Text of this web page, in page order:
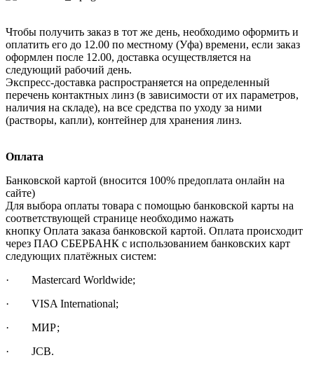
Чтобы получить заказ в тот же день, необходимо оформить и
оплатить его до 12.00 по местному (Уфа) времени, если заказ
оформлен после 12.00, доставка осуществляется на
следующий рабочий день.
Экспресс-доставка распространяется на определенный
перечень контактных линз (в зависимости от их параметров,
наличия на складе), на все средства по уходу за ними
(растворы, капли), контейнер для хранения линз.
Оплата
Банковской картой (вносится 100% предоплата онлайн на
сайте)
Для выбора оплаты товара с помощью банковской карты на
соответствующей странице необходимо нажать
кнопку Оплата заказа банковской картой. Оплата происходит
через ПАО СБЕРБАНК с использованием банковских карт
следующих платёжных систем:
· Mastercard Worldwide;
· VISA International;
· МИР;
· JCB.